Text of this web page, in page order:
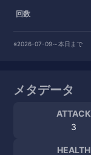
回数
※2026-07-09～本日まで
メタデータ
ATTACK
3
HEALTH